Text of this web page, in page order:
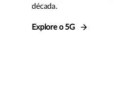
década.
Explore o 5G